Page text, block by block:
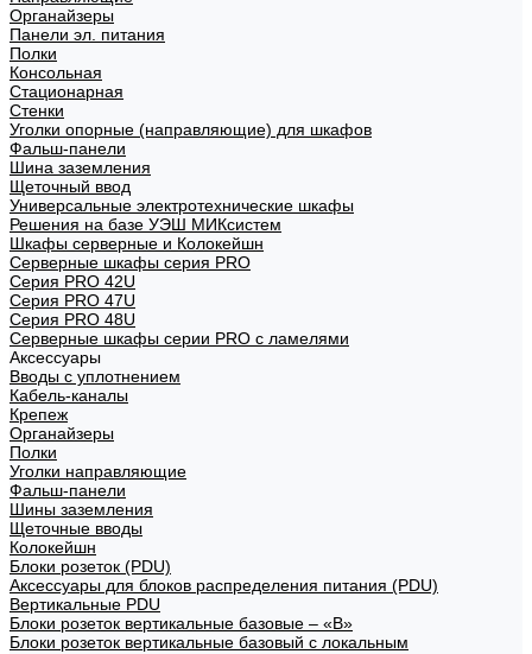
Органайзеры
Панели эл. питания
Полки
Консольная
Стационарная
Стенки
Уголки опорные (направляющие) для шкафов
Фальш-панели
Шина заземления
Щеточный ввод
Универсальные электротехнические шкафы
Решения на базе УЭШ МИКсистем
Шкафы серверные и Колокейшн
Серверные шкафы серия PRO
Серия PRO 42U
Серия PRO 47U
Серия PRO 48U
Серверные шкафы серии PRO с ламелями
Аксессуары
Вводы с уплотнением
Кабель-каналы
Крепеж
Органайзеры
Полки
Уголки направляющие
Фальш-панели
Шины заземления
Щеточные вводы
Колокейшн
Блоки розеток (PDU)
Аксессуары для блоков распределения питания (PDU)
Вертикальные PDU
Блоки розеток вертикальные базовые – «В»
Блоки розеток вертикальные базовый с локальным